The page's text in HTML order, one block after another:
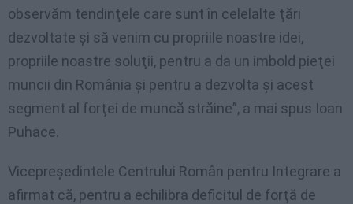
observăm tendinţele care sunt în celelalte ţări
dezvoltate şi să venim cu propriile noastre idei,
propriile noastre soluţii, pentru a da un imbold pieţei
muncii din România şi pentru a dezvolta şi acest
segment al forţei de muncă străine”, a mai spus Ioan
Puhace.
Vicepreşedintele Centrului Român pentru Integrare a
afirmat că, pentru a echilibra deficitul de forţă de